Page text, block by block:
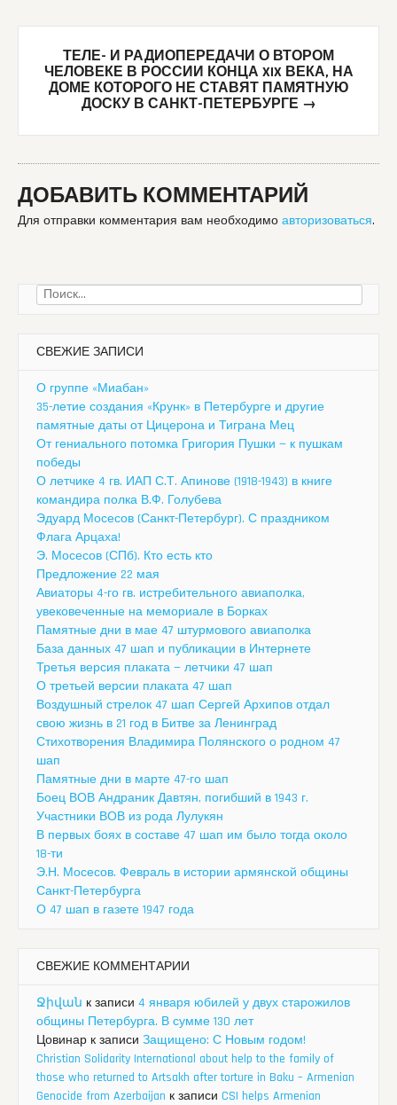
ТЕЛЕ- И РАДИОПЕРЕДАЧИ О ВТОРОМ
ЧЕЛОВЕКЕ В РОССИИ КОНЦА XIX ВЕКА, НА
ДОМЕ КОТОРОГО НЕ СТАВЯТ ПАМЯТНУЮ
ДОСКУ В САНКТ-ПЕТЕРБУРГЕ →
ДОБАВИТЬ КОММЕНТАРИЙ
Для отправки комментария вам необходимо авторизоваться.
Найти:
СВЕЖИЕ ЗАПИСИ
О группе «Миабан»
35-летие создания «Крунк» в Петербурге и другие
памятные даты от Цицерона и Тиграна Мец
От гениального потомка Григория Пушки — к пушкам
победы
О летчике 4 гв. ИАП С.Т. Апинове (1918-1943) в книге
командира полка В.Ф. Голубева
Эдуард Мосесов (Санкт-Петербург). С праздником
Флага Арцаха!
Э. Мосесов (СПб). Кто есть кто
Предложение 22 мая
Авиаторы 4-го гв. истребительного авиаполка,
увековеченные на мемориале в Борках
Памятные дни в мае 47 штурмового авиаполка
База данных 47 шап и публикации в Интернете
Третья версия плаката — летчики 47 шап
О третьей версии плаката 47 шап
Воздушный стрелок 47 шап Сергей Архипов отдал
свою жизнь в 21 год в Битве за Ленинград
Стихотворения Владимира Полянского о родном 47
шап
Памятные дни в марте 47-го шап
Боец ВОВ Андраник Давтян, погибший в 1943 г.
Участники ВОВ из рода Лулукян
В первых боях в составе 47 шап им было тогда около
18-ти
Э.Н. Мосесов. Февраль в истории армянской общины
Санкт-Петербурга
О 47 шап в газете 1947 года
СВЕЖИЕ КОММЕНТАРИИ
Ջիվան к записи 4 января юбилей у двух старожилов
общины Петербурга. В сумме 130 лет
Цовинар к записи Защищено: С Новым годом!
Christian Solidarity International about help to the family of
those who returned to Artsakh after torture in Baku – Armenian
Genocide from Azerbaijan к записи CSI helps Armenian